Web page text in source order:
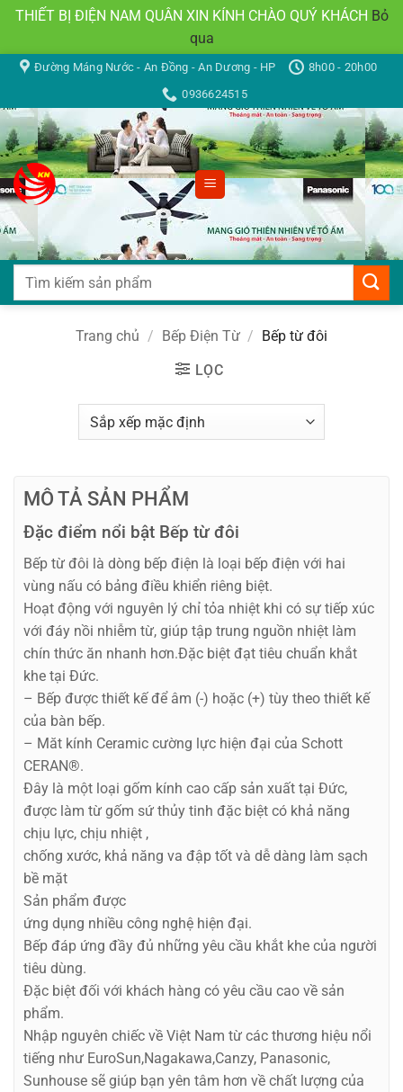
THIẾT BỊ ĐIỆN NAM QUÂN XIN KÍNH CHÀO QUÝ KHÁCH Bỏ
qua
nội
dung
Đường Máng Nước - An Đồng - An Dương - HP
8h00 - 20h00
0936624515
Tìm
Trang chủ / Bếp Điện Từ / Bếp từ đôi
LỌC
MÔ TẢ SẢN PHẨM
Đặc điểm nổi bật Bếp từ đôi
Bếp từ đôi là dòng bếp điện là loại bếp điện với hai
vùng nấu có bảng điều khiển riêng biệt.
Hoạt động với nguyên lý chỉ tỏa nhiệt khi có sự tiếp xúc
với đáy nồi nhiễm từ, giúp tập trung nguồn nhiệt làm
chín thức ăn nhanh hơn.Đặc biệt đạt tiêu chuẩn khắt
khe tại Đức.
– Bếp được thiết kế để âm (-) hoặc (+) tùy theo thiết kế
của bàn bếp.
– Măt kính Ceramic cường lực hiện đại của Schott
CERAN®.
Đây là một loại gốm kính cao cấp sản xuất tại Đức,
được làm từ gốm sứ thủy tinh đặc biệt có khả năng
chịu lực, chịu nhiệt ,
chống xước, khả năng va đập tốt và dễ dàng làm sạch
bề mặt
Sản phẩm được
ứng dụng nhiều công nghệ hiện đại.
Bếp đáp ứng đầy đủ những yêu cầu khắt khe của người
tiêu dùng.
Đặc biệt đối với khách hàng có yêu cầu cao về sản
phẩm.
Nhập nguyên chiếc về Việt Nam từ các thương hiệu nổi
tiếng như EuroSun,Nagakawa,Canzy, Panasonic,
Sunhouse sẽ giúp bạn yên tâm hơn về chất lượng của